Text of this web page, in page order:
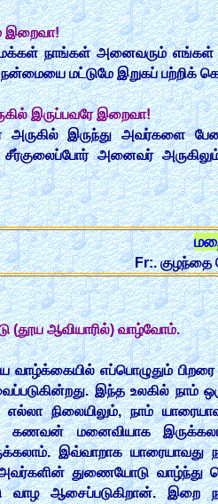
இறைவா!
நாங்கள் அனைவரும் எங்கள்
மட்டுமே இறுகப் பற்றிக்
இருப்பவரே இறைவா!
அருகில் இருந்து அவர்களை
சீர்குலைப்போர் அனைவர்
Fr:. குழந்தை
(தூய ஆவியாரில்) வாழ்வோம்.
வாழ்க்கையில் எப்பொழுதும்
இந்த உலகில் நாம்
நிலையிலும், நாம்
கணவன் மனைவியாக
இவ்வாறாக யாரையாவது
அவர்களின் துணையோடு
வாழ ஆசைப்படுகிறான்.